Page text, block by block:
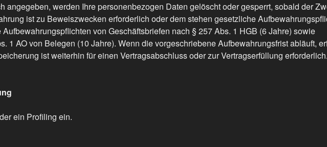
werden Ihre personenbezogen Daten gelöscht oder gesperrt, sobald der
ist zu Beweiszwecken erforderlich oder dem stehen gesetzliche
von Geschäftsbriefen nach § 257 Abs. 1 HGB (6 Jahre) sowie
1 AO von Belegen (10 Jahre). Wenn die vorgeschriebene Aufbewahrungsfrist abläuft,
ist weiterhin für einen Vertragsabschluss oder zur Vertragserfüllung erforderlich.
ein Profiling ein.